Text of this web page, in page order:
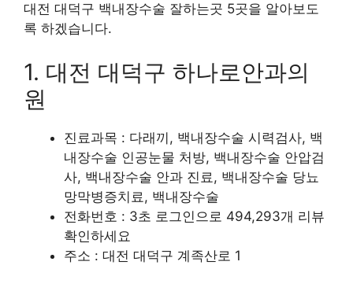
대전 대덕구 백내장수술 잘하는곳 5곳을 알아보도
록 하겠습니다.
1. 대전 대덕구 하나로안과의
원
진료과목 : 다래끼, 백내장수술 시력검사, 백
내장수술 인공눈물 처방, 백내장수술 안압검
사, 백내장수술 안과 진료, 백내장수술 당뇨
망막병증치료, 백내장수술
전화번호 : 3초 로그인으로 494,293개 리뷰
확인하세요
주소 : 대전 대덕구 계족산로 1